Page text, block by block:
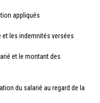
appliqués
les indemnités versées
et le montant des
du salarié au regard de la